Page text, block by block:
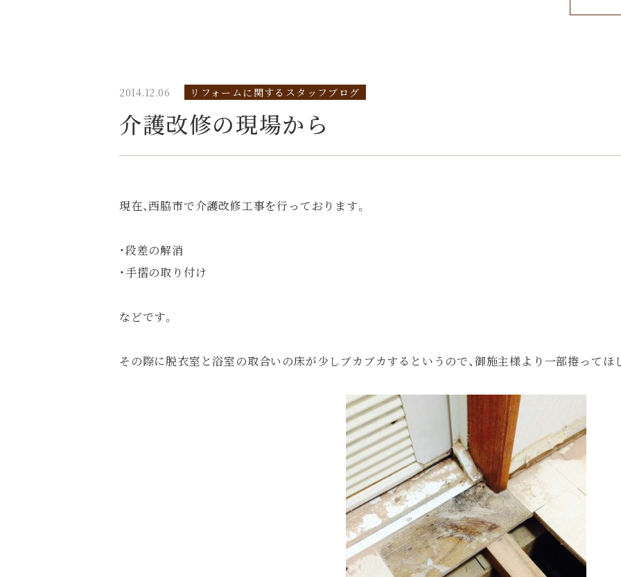
2014.12.06 リフォームに関するスタッフブログ
介護改修の現場から
現在、西脇市で介護改修工事を行っております。
・段差の解消
・手摺の取り付け
などです。
その際に脱衣室と浴室の取合いの床が少しブカブカするというので、御施主様より一部捲ってほ